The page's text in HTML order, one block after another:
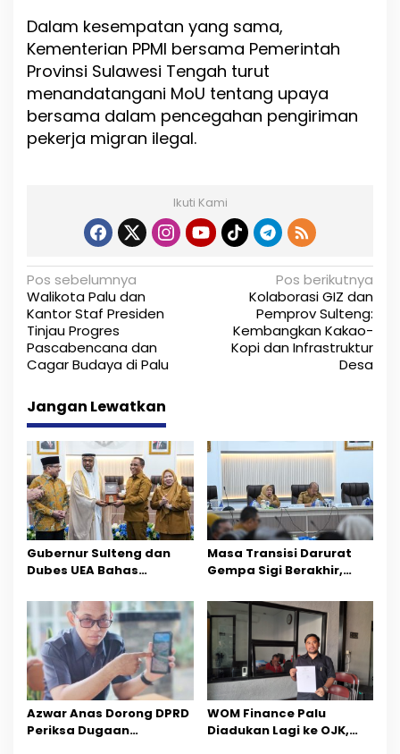
M
Dalam kesempatan yang sama,
Kementerian PPMI bersama Pemerintah
Provinsi Sulawesi Tengah turut
menandatangani MoU tentang upaya
bersama dalam pencegahan pengiriman
pekerja migran ilegal.
Ikuti Kami
N
a
v
i
g
a
s
i
p
o
s
Pos sebelumnya
Walikota Palu dan
Kantor Staf Presiden
Tinjau Progres
Pascabencana dan
Cagar Budaya di Palu
Pos berikutnya
Kolaborasi GIZ dan
Pemprov Sulteng:
Kembangkan Kakao-
Kopi dan Infrastruktur
Desa
Jangan Lewatkan
Gubernur Sulteng dan
Dubes UEA Bahas
Sektor Jadi Prioritas
Masa Transisi Darurat
Gempa Sigi Berakhir,
Percepatan Pemulihan
Azwar Anas Dorong DPRD
Periksa Dugaan
‎WOM Finance Palu
Diadukan Lagi ke OJK,